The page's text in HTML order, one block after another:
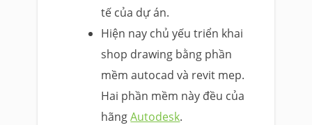
tế của dự án.
Hiện nay chủ yếu triển khai
shop drawing bằng phần
mềm autocad và revit mep.
Hai phần mềm này đều của
hãngAutodesk.